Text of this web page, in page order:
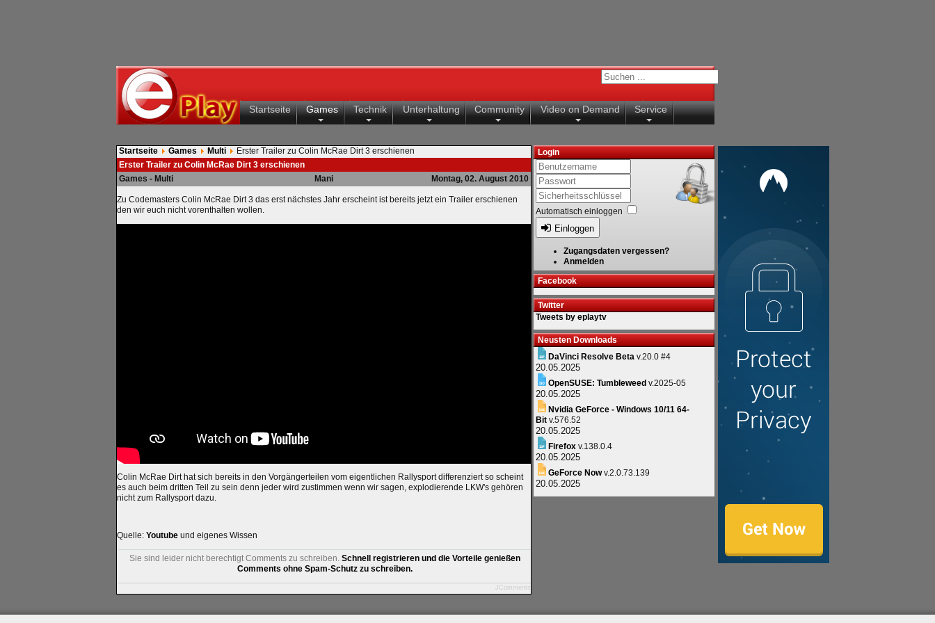
Startseite Games Technik Unterhaltung Community Video on Demand Service
Startseite Games Multi
Erster Trailer zu Colin McRae Dirt 3 erschienen
Erster Trailer zu Colin McRae Dirt 3 erschienen
Games - Multi
Mani Montag, 02. August 2010
Zu Codemasters Colin McRae Dirt 3 das erst nächstes Jahr erscheint ist bereits jetzt ein Trailer erschienen
den wir euch nicht vorenthalten wollen.
Colin McRae Dirt hat sich bereits in den Vorgängerteilen vom eigentlichen Rallysport differenziert so scheint
es auch beim dritten Teil zu sein denn jeder wird zustimmen wenn wir sagen, explodierende LKW's gehören
nicht zum Rallysport dazu.
Quelle: Youtube und eigenes Wissen
Sie sind leider nicht berechtigt Comments zu schreiben. Schnell registrieren und die Vorteile genießen
Comments ohne Spam-Schutz zu schreiben.
JComments
Login
Automatisch einloggen
Einloggen
Zugangsdaten vergessen?
Anmelden
Facebook
Twitter
Tweets by eplaytv
Neusten Downloads
DaVinci Resolve Beta v.20.0 #4
20.05.2025
OpenSUSE: Tumbleweed v.2025-05
20.05.2025
Nvidia GeForce - Windows 10/11 64-
Bit v.576.52
20.05.2025
Firefox v.138.0.4
20.05.2025
GeForce Nowv.2.0.73.139
20.05.2025